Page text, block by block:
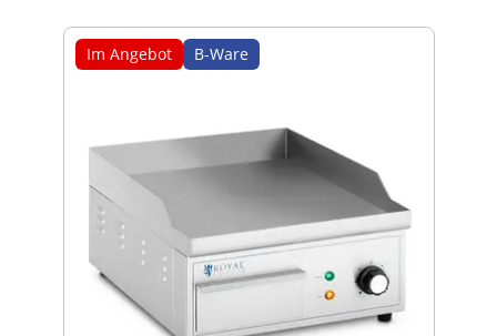
Im Angebot B-Ware